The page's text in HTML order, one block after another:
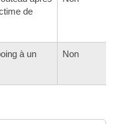
de
à un
Non